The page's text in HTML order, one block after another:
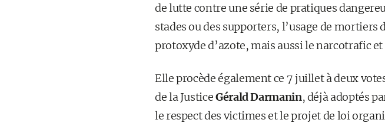
de lutte contre une série de pratiques
stades ou des supporters, l’usage de
protoxyde d’azote, mais aussi le narcotrafic
Elle procède également ce 7 juillet à deux
de la JusticeGérald Darmanin, déjà adoptés
le respect des victimes et le projet de loi